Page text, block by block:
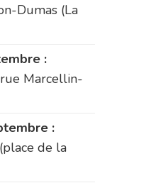
Dumas (La
:
Marcellin-
:
de la